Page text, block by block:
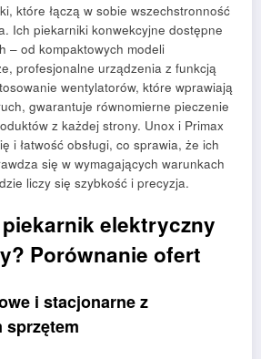
które łączą w sobie wszechstronność
Ich piekarniki konwekcyjne dostępne
– od kompaktowych modeli
profesjonalne urządzenia z funkcją
wentylatorów, które wprawiają
gwarantuje równomierne pieczenie
z każdej strony. Unox i Primax
i łatwość obsługi, co sprawia, że ich
się w wymagających warunkach
liczy się szybkość i precyzja.
elektryczny
Porównanie ofert
i stacjonarne z
sprzętem